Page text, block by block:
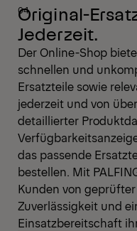
Original-
Jederzeit.
Der Online-Shop
schnellen und
Ersatzteile sowie
jederzeit und von
detaillierter
das passende
bestellen. Mit
Kunden von
Zuverlässigkeit und
Einsatzbereitschaft